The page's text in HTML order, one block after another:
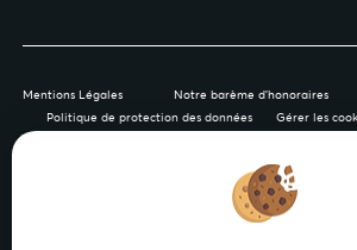
Mentions Légales Notre barème d'honoraires
Politique de protection des données
Gérer les